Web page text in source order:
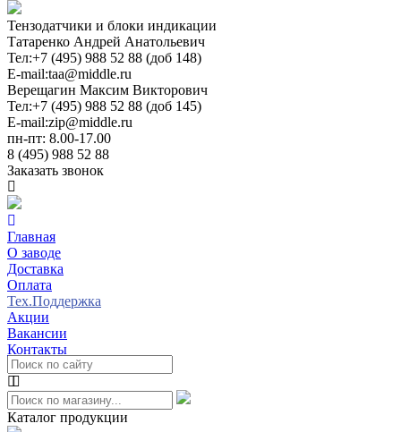
Тензодатчики и блоки индикации
Татаренко Андрей Анатольевич
Тел:+7 (495) 988 52 88 (доб 148)
E-mail:taa@middle.ru
Верещагин Максим Викторович
Тел:+7 (495) 988 52 88 (доб 145)
E-mail:zip@middle.ru
пн-пт: 8.00-17.00
8 (495) 988 52 88
Заказать звонок
Главная
О заводе
Доставка
Оплата
Тех.Поддержка
Акции
Вакансии
Контакты
Каталог продукции